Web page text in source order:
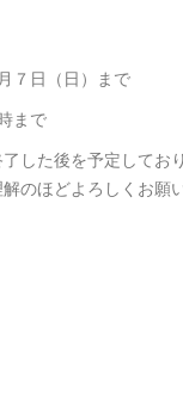
日（日）まで
まで
した後を予定してお
のほどよろしくお願い